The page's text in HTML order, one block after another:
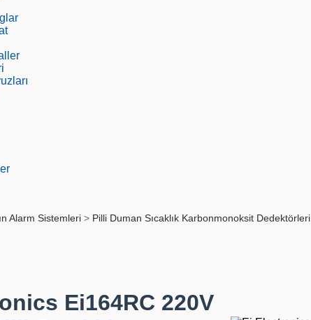
Alarm Sistemleri > Pilli Duman Sıcaklık Karbonmonoksit Dedektörleri
Ei164RC 220V